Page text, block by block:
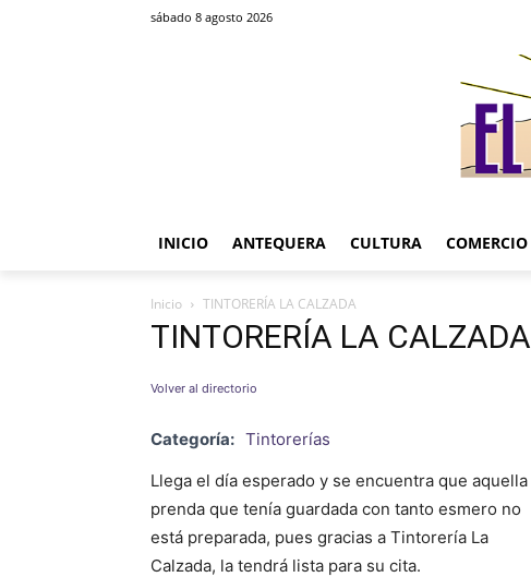
sábado 8 agosto 2026
INICIO ANTEQUERA CULTURA COMERCIO
Inicio TINTORERÍA LA CALZADA
TINTORERÍA LA CALZADA
Volver al directorio
Categoría: Tintorerías
Llega el día esperado y se encuentra que aquella
prenda que tenía guardada con tanto esmero no
está preparada, pues gracias a Tintorería La
Calzada, la tendrá lista para su cita.